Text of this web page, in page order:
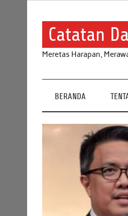
Catatan
Meretas Harapan,
BERANDA